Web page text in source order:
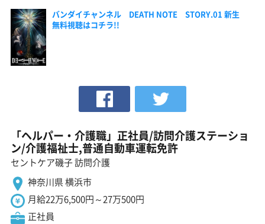
バンダイチャンネル DEATH NOTE STORY.01 新生
無料視聴はコチラ!!
「ヘルパー・介護職」正社員/訪問介護ステーショ
ン/介護福祉士,普通自動車運転免許
セントケア磯子 訪問介護
神奈川県 横浜市
月給22万6,500円～27万500円
正社員